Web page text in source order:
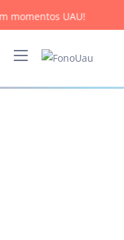
momentos UAU!